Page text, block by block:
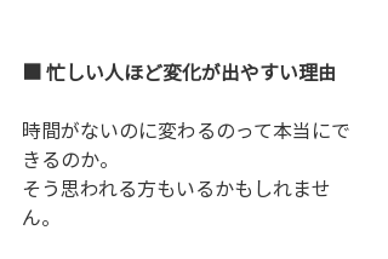
■ 忙しい人ほど変化が出やすい理由
時間がないのに変わるのって本当にで
きるのか。
そう思われる方もいるかもしれませ
ん。